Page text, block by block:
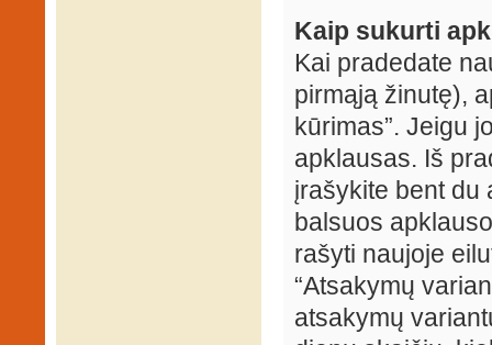
Kaip sukurti
Kai pradedate
pirmąją žinutę),
kūrimas”. Jeigu
apklausas. Iš
įrašykite bent du
balsuos
rašyti naujoje
“Atsakymų
atsakymų